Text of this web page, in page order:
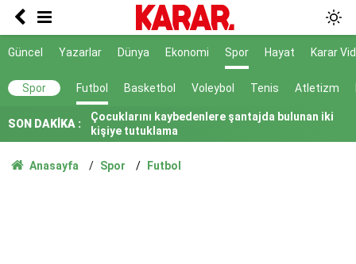
Güncel Yazarlar Dünya Ekonomi Spor Hayat Karar
Spor Futbol Basketbol Voleybol Tenis Atletizm
SON DAKİKA :
5 ilde ayrı 5 kişinin cansız bedenleri bulundu
kişiye tutuklama
Bir yanda sağanak, diğer yanda kavurucu
sıcak...
toplanmalı
Anasayfa Spor Futbol